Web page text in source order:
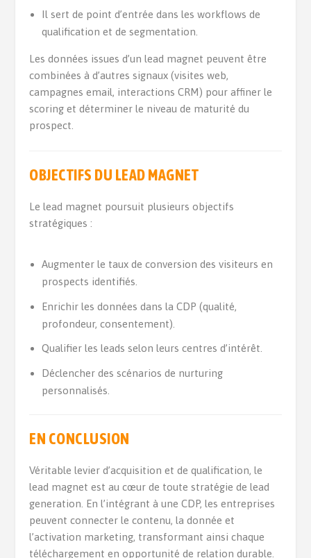
Il sert de point d’entrée dans les workflows de
qualification et de segmentation.
Les données issues d’un lead magnet peuvent être
combinées à d’autres signaux (visites web,
campagnes email, interactions CRM) pour affiner le
scoring et déterminer le niveau de maturité du
prospect.
OBJECTIFS DU LEAD MAGNET
Le lead magnet poursuit plusieurs objectifs
stratégiques :
Augmenter le taux de conversion des visiteurs en
prospects identifiés.
Enrichir les données dans la CDP (qualité,
profondeur, consentement).
Qualifier les leads selon leurs centres d’intérêt.
Déclencher des scénarios de nurturing
personnalisés.
EN CONCLUSION
Véritable levier d’acquisition et de qualification, le
lead magnet est au cœur de toute stratégie de lead
generation. En l’intégrant à une CDP, les entreprises
peuvent connecter le contenu, la donnée et
l’activation marketing, transformant ainsi chaque
téléchargement en opportunité de relation durable.